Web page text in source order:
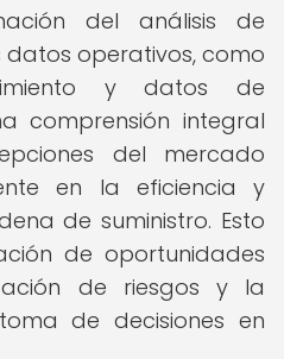
del análisis de
operativos, como
y datos de
comprensión integral
del mercado
en la eficiencia y
de suministro. Esto
de oportunidades
de riesgos y la
de decisiones en